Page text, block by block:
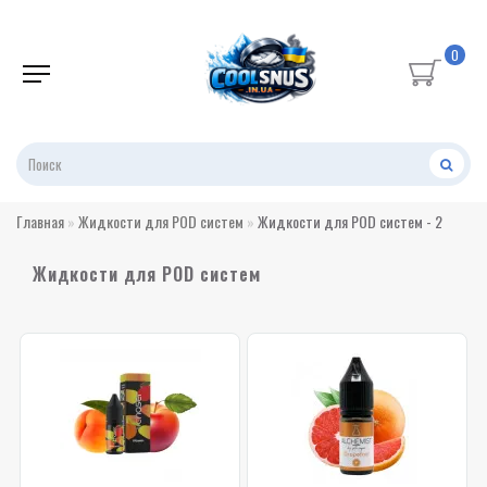
0
Главная Жидкости для POD систем Жидкости для POD систем - 2
Жидкости для POD систем